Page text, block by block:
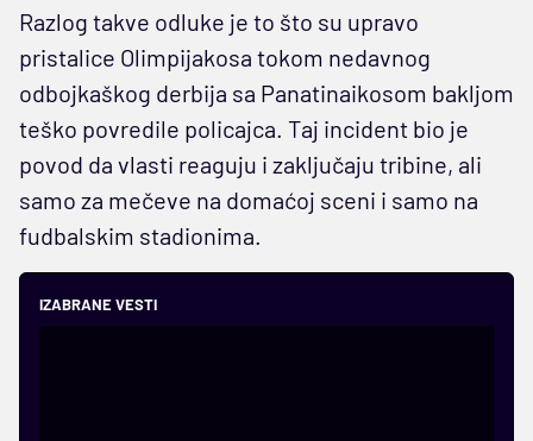
Razlog takve odluke je to što su upravo
pristalice Olimpijakosa tokom nedavnog
odbojkaškog derbija sa Panatinaikosom bakljom
teško povredile policajca. Taj incident bio je
povod da vlasti reaguju i zaključaju tribine, ali
samo za mečeve na domaćoj sceni i samo na
fudbalskim stadionima.
IZABRANE VESTI